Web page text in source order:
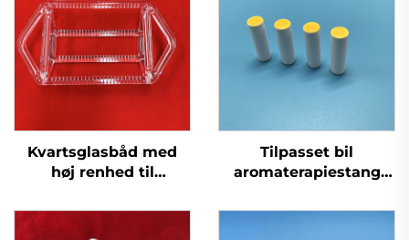
Kvartsglasbåd med
høj renhed til
Tilpasset bil
aromaterapiestang
duftstang